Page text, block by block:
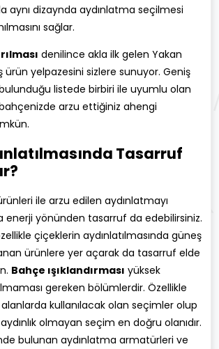
aynı dizaynda aydınlatma seçilmesi
sağlar.
denilince akla ilk gelen Yakan
ürün yelpazesini sizlere sunuyor. Geniş
listede birbiri ile uyumlu olan
arzu ettiğiniz ahengi
Tasarruf
ile arzu edilen aydınlatmayı
enerji yönünden tasarruf da edebilirsiniz.
çiçeklerin aydınlatılmasında güneş
ürünlere yer açarak da tasarruf elde
Bahçe ışıklandırması yüksek
gereken bölümlerdir. Özellikle
alanlarda kullanılacak olan seçimler olup
olmayan seçim en doğru olanıdır.
bulunan aydınlatma armatürleri ve